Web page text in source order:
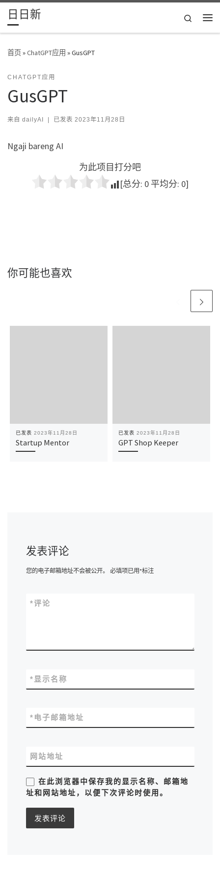
Skip to content
日日新
Search
首页»ChatGPT应用 »GusGPT
CHATGPT应用
GusGPT
来自 dailyAI | 已发表 2023年11月28日
Ngaji bareng AI
为此项目打分吧
[总分: 0 平均分: 0]
你可能也喜欢
已发表 2023年11月28日
Startup Mentor
已发表 2023年11月28日
GPT Shop Keeper
发表评论
您的电子邮箱地址不会被公开。 必填项已用*标注
评论
*
显示名称
*
电子邮箱地址
*
网站地址
在此浏览器中保存我的显示名称、邮箱地
址和网站地址，以便下次评论时使用。